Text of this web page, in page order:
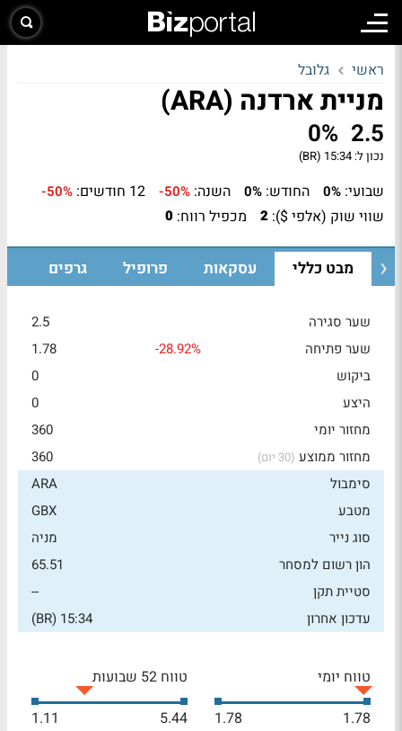
ראשי גלובל
מניית ארדנה (ARA)
2.5
0%
נכון ל: 15:34 (BR)
שבועי: 0% החודש: 0% השנה: -50% 12 חודשים: -50%
שווי שוק (אלפי $): 2 מכפיל רווח: 0
מבט כללי עסקאות פרופיל גרפים
שער סגירה
2.5
שער פתיחה
-28.92%
1.78
ביקוש
0
היצע
0
מחזור יומי
360
מחזור ממוצע (30 יום)
360
סימבול
ARA
מטבע
GBX
סוג נייר
מניה
הון רשום למסחר
65.51
סטיית תקן
--
עדכון אחרון
15:34 (BR)
טווח יומי
1.78
1.78
טווח 52 שבועות
5.44
1.11